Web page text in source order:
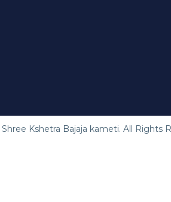
Shree Kshetra Bajaja kameti. All Rights